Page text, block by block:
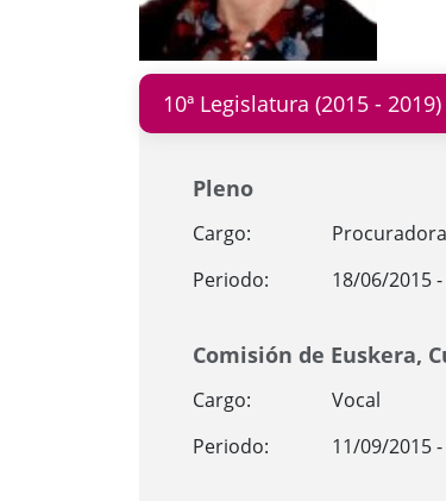
10ª Legislatura (2015 - 2019)
Pleno
Cargo:
Procuradora
Periodo:
18/06/2015
Comisión de Euskera,
Cargo:
Vocal
Periodo:
11/09/2015